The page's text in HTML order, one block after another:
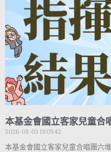
本基金會國立客家兒童合
2026-08-03 19:05:42
本基金會國立客家兒童合唱團六